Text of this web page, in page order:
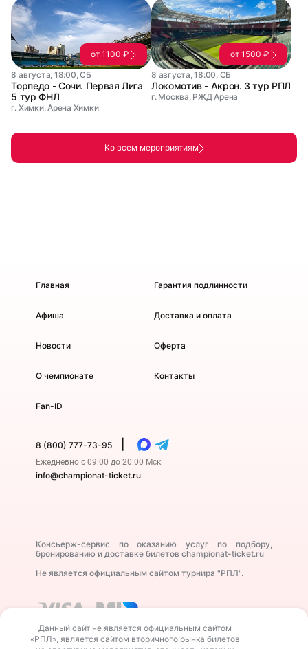
от 1100 ₽
8 августа, 18:00, СБ
Торпедо - Сочи. Первая Лига
5 тур ФНЛ
г. Химки, Арена Химки
от 1500 ₽
8 августа, 18:00, СБ
Локомотив - Акрон. 3 тур РПЛ
г. Москва, РЖД Арена
Ко всем мероприятиям
Главная
Афиша
Новости
О чемпионате
Fan-ID
Гарантия подлинности
Доставка и оплата
Оферта
Контакты
8 (800) 777-73-95
Ежедневно с 09:00 до 20:00 Мск
info@championat-ticket.ru
Консьерж-сервис по оказанию услуг по подбору,
бронированию и доставке билетов championat-ticket.ru
Не является официальным сайтом турнира "РПЛ".
Данный сайт не является официальным сайтом
«РПЛ», является сайтом вторичного рынка билетов